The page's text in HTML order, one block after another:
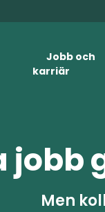
Jobb och
karriär
jobb
Men